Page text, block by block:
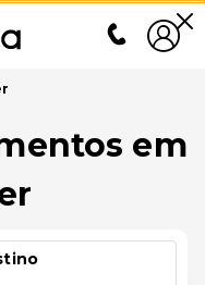
em